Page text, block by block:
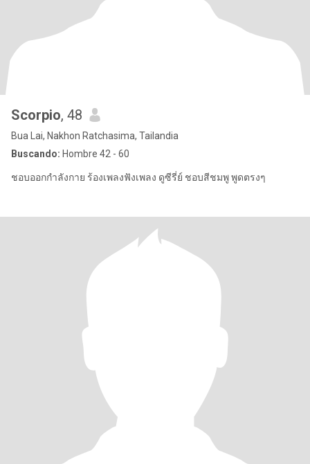
Scorpio, 48
Bua Lai, Nakhon Ratchasima, Tailandia
Buscando: Hombre 42 - 60
ชอบออกกำลังกาย ร้องเพลงฟังเพลง ดูซีรี่ย์ ชอบสีชมพู พูดตรงๆ